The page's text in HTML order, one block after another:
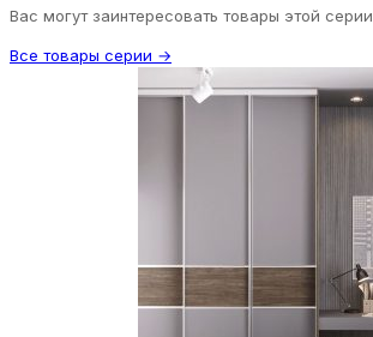
Вас могут заинтересовать товары этой серии
Все товары серии →